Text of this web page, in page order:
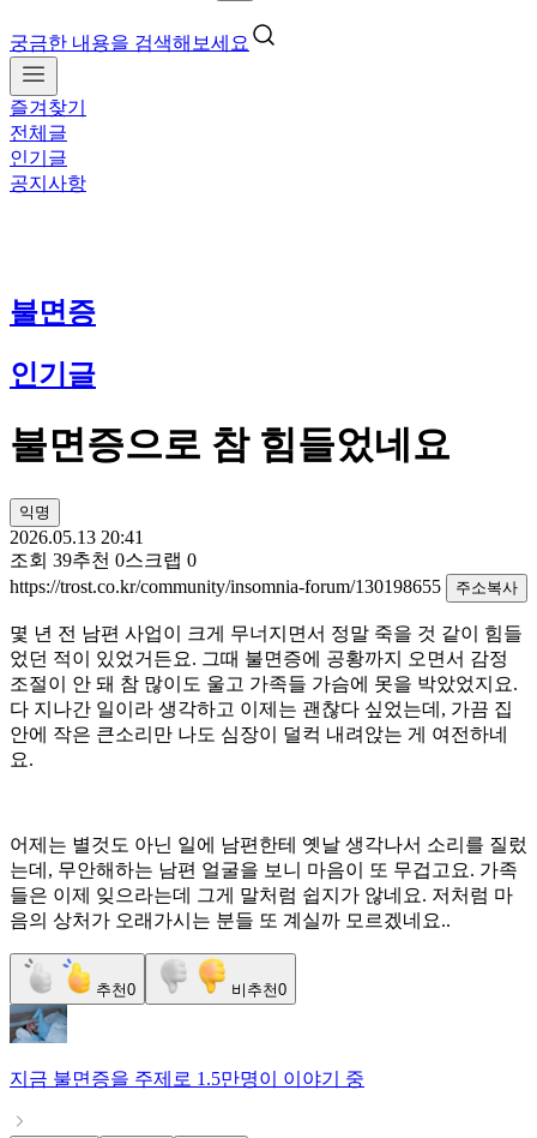
궁금한 내용을 검색해보세요
즐겨찾기
전체글
인기글
공지사항
불면증
인기글
불면증으로 참 힘들었네요
익명
2026.05.13 20:41
조회 39추천 0스크랩 0
https://trost.co.kr/community/insomnia-forum/130198655
주소복사
몇 년 전 남편 사업이 크게 무너지면서 정말 죽을 것 같이 힘들
었던 적이 있었거든요. 그때 불면증에 공황까지 오면서 감정
조절이 안 돼 참 많이도 울고 가족들 가슴에 못을 박았었지요.
다 지나간 일이라 생각하고 이제는 괜찮다 싶었는데, 가끔 집
안에 작은 큰소리만 나도 심장이 덜컥 내려앉는 게 여전하네
요.
어제는 별것도 아닌 일에 남편한테 옛날 생각나서 소리를 질렀
는데, 무안해하는 남편 얼굴을 보니 마음이 또 무겁고요. 가족
들은 이제 잊으라는데 그게 말처럼 쉽지가 않네요. 저처럼 마
음의 상처가 오래가시는 분들 또 계실까 모르겠네요..
추천0 비추천0
지금 불면증을 주제로 1.5만명이 이야기 중